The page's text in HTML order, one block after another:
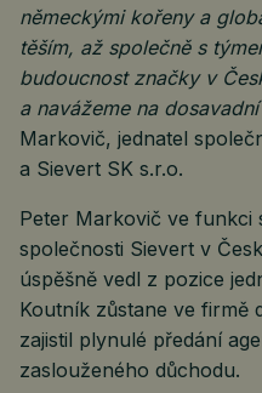
německými kořeny a
těším, až společně s
budoucnost značky v
a navážeme na
Markovič, jednatel
a Sievert SK s.r.o.
Peter Markovič ve funkci
společnosti Sievert v
úspěšně vedl z pozice
Koutník zůstane ve firmě
zajistil plynulé předání
zaslouženého důchodu.